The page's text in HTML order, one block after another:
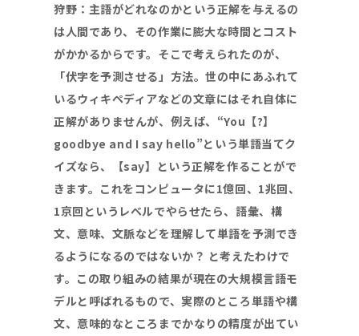
狩野：主語がどれなのかという正解を与えるの
は人間であり、その作業に膨大な時間とコスト
がかかるからです。そこで考えられたのが、
「伏字を予測させる」方法。世の中にあふれて
いるウィキペディアなどの文章にはそれ自体に
正解がありませんが、例えば、 “You 【?】
goodbye and I say hello”という単語当てク
イズなら、【say】という正解を作ることがで
きます。これをコンピュータに1億回、 1兆回、
1京回というレベルでやらせたら、語彙、構
文、意味、文脈などを理解して単語を予測でき
るようになるのではないか？ と考えたわけで
す。この取り組みの結果が現在の大規模言語モ
デルと呼ばれるもので、実際のところ単語や構
文、意味的なところまでかなりの精度が出てい